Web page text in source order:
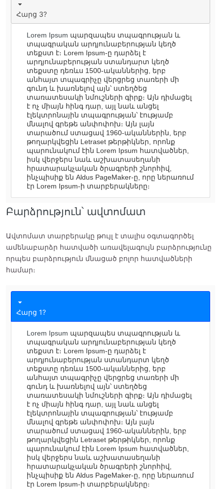
Հարց 3?
Lorem Ipsum պարզապես տպագրության և
տպագրական արդյունաբերության կեղծ
տեքստ է։ Lorem Ipsum-ը դարձել է
արդյունաբերության ստանդարտ կեղծ
տեքստը դեռևս 1500-ականներից, երբ
անհայտ տպագրիչը վերցրեց տառերի մի
գունդ և խառնելով այն՝ ստեղծեց
տառատեսակի նմուշների գիրք։ Այն դիմացել
է ոչ միայն հինգ դար, այլ նաև անցել
էլեկտրոնային տպագրության՝ էությամբ
մնալով գրեթե անփոփոխ։ Այն լայն
տարածում ստացավ 1960-ականներին, երբ
թողարկվեցին Letraset թերթիկներ, որոնք
պարունակում էին Lorem Ipsum հատվածներ,
իսկ վերջերս նաև աշխատասեղանի
հրատարակչական ծրագրերի շնորհիվ,
ինչպիսիք են Aldus PageMaker-ը, որը ներառում
էր Lorem Ipsum-ի տարբերակները։
Բարձրություն՝ ավտոմատ
Ավտոմատ տարբերակը թույլ է տալիս օգտագործել
ամենաբարձր հատվածի առավելագույն բարձրությունը
որպես բարձրություն մնացած բոլոր հատվածների
համար։
Հարց 1?
Lorem Ipsum պարզապես տպագրության և
տպագրական արդյունաբերության կեղծ
տեքստ է։ Lorem Ipsum-ը դարձել է
արդյունաբերության ստանդարտ կեղծ
տեքստը դեռևս 1500-ականներից, երբ
անհայտ տպագրիչը վերցրեց տառերի մի
գունդ և խառնելով այն՝ ստեղծեց
տառատեսակի նմուշների գիրք։ Այն դիմացել
է ոչ միայն հինգ դար, այլ նաև անցել
էլեկտրոնային տպագրության՝ էությամբ
մնալով գրեթե անփոփոխ։ Այն լայն
տարածում ստացավ 1960-ականներին, երբ
թողարկվեցին Letraset թերթիկներ, որոնք
պարունակում էին Lorem Ipsum հատվածներ,
իսկ վերջերս նաև աշխատասեղանի
հրատարակչական ծրագրերի շնորհիվ,
ինչպիսիք են Aldus PageMaker-ը, որը ներառում
էր Lorem Ipsum-ի տարբերակները։